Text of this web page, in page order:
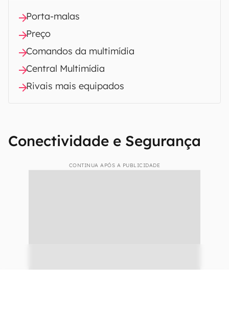
Porta-malas
Preço
Comandos da multimídia
Central Multimídia
Rivais mais equipados
Conectividade e Segurança
CONTINUA APÓS A PUBLICIDADE